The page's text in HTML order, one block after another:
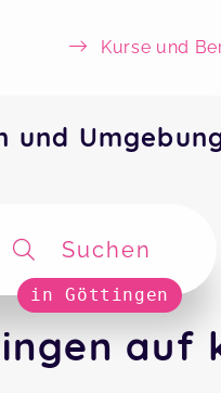
Kurse und
und
Suchen
in Göttingen
auf